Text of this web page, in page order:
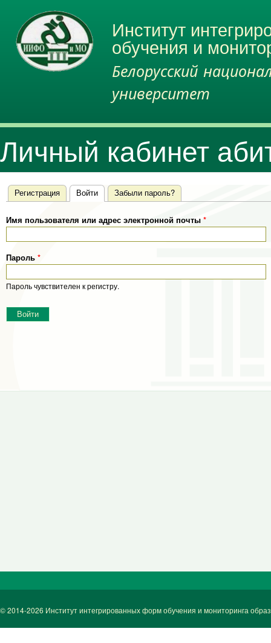
Институт
обучения и
Белорусский
университет
Личный кабинет
Главные вкладки
Регистрация Войти (активная вкладка)
Забыли пароль?
Имя пользователя или адрес электронной почты *
Пароль *
Пароль чувствителен к регистру.
© 2014-2026 Институт интегрированных форм обучения и мониторинга